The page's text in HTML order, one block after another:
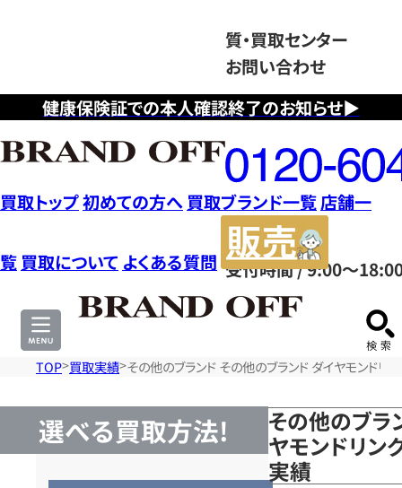
健康保険証での本人確認終了のお知らせ▶
質・買取センター
お問い合わせ
フ
リ
ー
ダ
イ
ヤ
ル
0120604117
受付時間 / 9:00～
買取トップ初めての方へ 買取ブランド一覧店舗一
覧 買取について よくある質問
サ
TOP 買取実績 その他のブランド その他のブランド ダイヤモンド
選べる買取方法!
その他のブラ
ヤモンドリン
実績